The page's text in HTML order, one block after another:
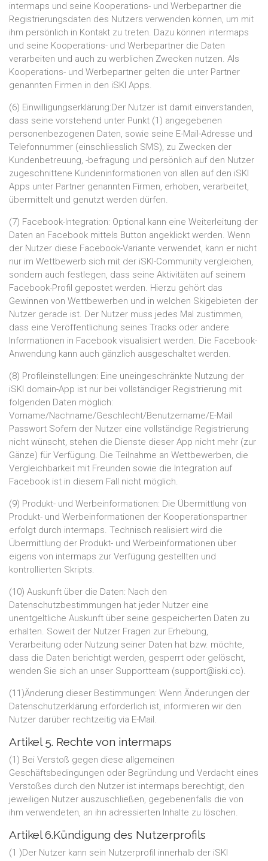
intermaps und seine Kooperations- und Werbepartner die
Registrierungsdaten des Nutzers verwenden können, um mit
ihm persönlich in Kontakt zu treten. Dazu können intermaps
und seine Kooperations- und Werbepartner die Daten
verarbeiten und auch zu werblichen Zwecken nutzen. Als
Kooperations- und Werbepartner gelten die unter Partner
genannten Firmen in den iSKI Apps.
(6) Einwilligungserklärung:Der Nutzer ist damit einverstanden,
dass seine vorstehend unter Punkt (1) angegebenen
personenbezogenen Daten, sowie seine E-Mail-Adresse und
Telefonnummer (einschliesslich SMS), zu Zwecken der
Kundenbetreuung, -befragung und persönlich auf den Nutzer
zugeschnittene Kundeninformationen von allen auf den iSKI
Apps unter Partner genannten Firmen, erhoben, verarbeitet,
übermittelt und genutzt werden dürfen.
(7) Facebook-Integration: Optional kann eine Weiterleitung der
Daten an Facebook mittels Button angeklickt werden. Wenn
der Nutzer diese Facebook-Variante verwendet, kann er nicht
nur im Wettbewerb sich mit der iSKI-Community vergleichen,
sondern auch festlegen, dass seine Aktivitäten auf seinem
Facebook-Profil gepostet werden. Hierzu gehört das
Gewinnen von Wettbewerben und in welchen Skigebieten der
Nutzer gerade ist. Der Nutzer muss jedes Mal zustimmen,
dass eine Veröffentlichung seines Tracks oder andere
Informationen in Facebook visualisiert werden. Die Facebook-
Anwendung kann auch gänzlich ausgeschaltet werden.
(8) Profileinstellungen: Eine uneingeschränkte Nutzung der
iSKI domain-App ist nur bei vollständiger Registrierung mit
folgenden Daten möglich:
Vorname/Nachname/Geschlecht/Benutzername/E-Mail
Passwort Sofern der Nutzer eine vollständige Registrierung
nicht wünscht, stehen die Dienste dieser App nicht mehr (zur
Gänze) für Verfügung. Die Teilnahme an Wettbewerben, die
Vergleichbarkeit mit Freunden sowie die Integration auf
Facebook ist in diesem Fall nicht möglich.
(9) Produkt- und Werbeinformationen: Die Übermittlung von
Produkt- und Werbeinformationen der Kooperationspartner
erfolgt durch intermaps. Technisch realisiert wird die
Übermittlung der Produkt- und Werbeinformationen über
eigens von intermaps zur Verfügung gestellten und
kontrollierten Skripts.
(10) Auskunft über die Daten: Nach den
Datenschutzbestimmungen hat jeder Nutzer eine
unentgeltliche Auskunft über seine gespeicherten Daten zu
erhalten. Soweit der Nutzer Fragen zur Erhebung,
Verarbeitung oder Nutzung seiner Daten hat bzw. möchte,
dass die Daten berichtigt werden, gesperrt oder gelöscht,
wenden Sie sich an unser Supportteam (support@iski.cc).
(11)Änderung dieser Bestimmungen: Wenn Änderungen der
Datenschutzerklärung erforderlich ist, informieren wir den
Nutzer darüber rechtzeitig via E-Mail.
Artikel 5. Rechte von intermaps
(1) Bei Verstoß gegen diese allgemeinen
Geschäftsbedingungen oder Begründung und Verdacht eines
Verstoßes durch den Nutzer ist intermaps berechtigt, den
jeweiligen Nutzer auszuschließen, gegebenenfalls die von
ihm verwendeten, an ihn adressierten Inhalte zu löschen.
Artikel 6.Kündigung des Nutzerprofils
(1 )Der Nutzer kann sein Nutzerprofil innerhalb der iSKI